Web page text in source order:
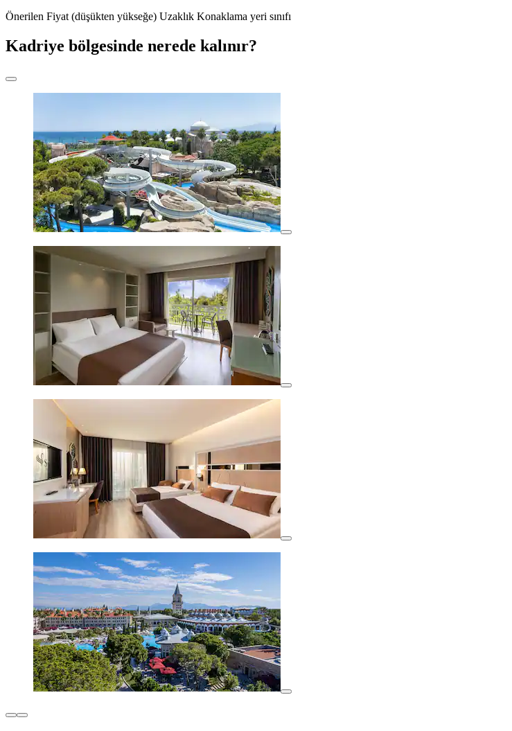
Önerilen Fiyat (düşükten yükseğe) Uzaklık Konaklama yeri sınıfı
Kadriye bölgesinde nerede kalınır?